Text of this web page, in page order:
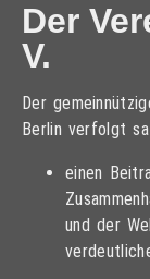
Der
V.
Der
Berlin verfolgt
einen
und der